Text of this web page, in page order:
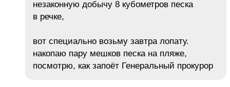
незаконную добычу 8 кубометров песка
в речке,
вот специально возьму завтра лопату.
накопаю пару мешков песка на пляже,
посмотрю, как запоёт Генеральный прокурор